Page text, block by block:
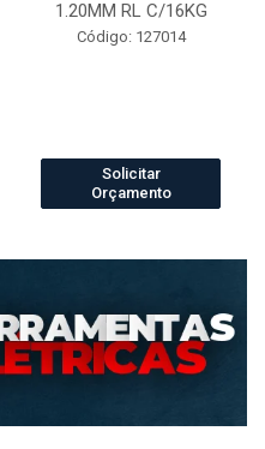
1.20MM RL C/16KG
Código: 127014
Solicitar
Orçamento